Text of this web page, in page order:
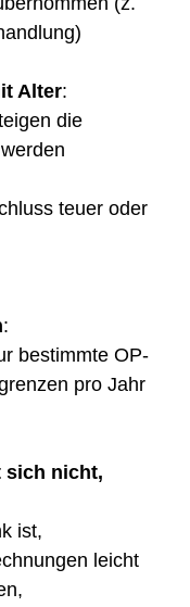
Alter:
die
teuer oder
:
bestimmte OP-
pro Jahr
sich nicht,
ist,
leicht